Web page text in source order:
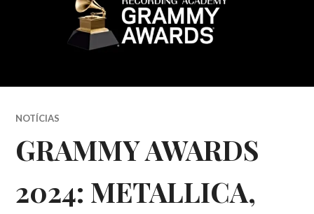
NOTÍCIAS
GRAMMY AWARDS
2024: METALLICA,